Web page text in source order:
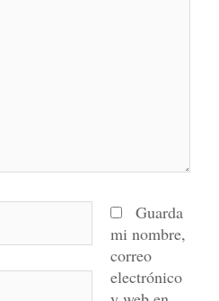
Guarda
mi nombre,
correo
electrónico